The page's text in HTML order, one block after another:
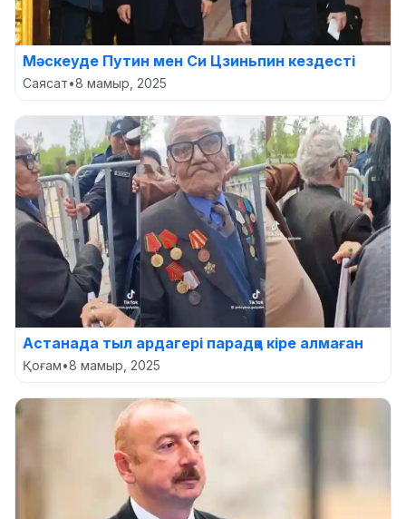
Мәскеуде Путин мен Си Цзиньпин кездесті
Саясат•8 мамыр, 2025
Астанада тыл ардагері парадқа кіре алмаған
Қоғам•8 мамыр, 2025